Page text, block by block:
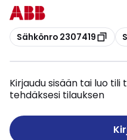
Kopioi
Sähkönro 2307419
Kirjaudu sisään tai luo
tehdäksesi tilauksen